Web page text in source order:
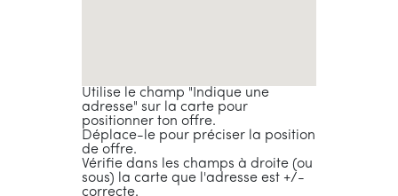
Utilise le champ "Indique une
adresse" sur la carte pour
positionner ton offre.
Déplace-le pour préciser la position
de offre.
Vérifie dans les champs à droite (ou
sous) la carte que l'adresse est +/-
correcte.